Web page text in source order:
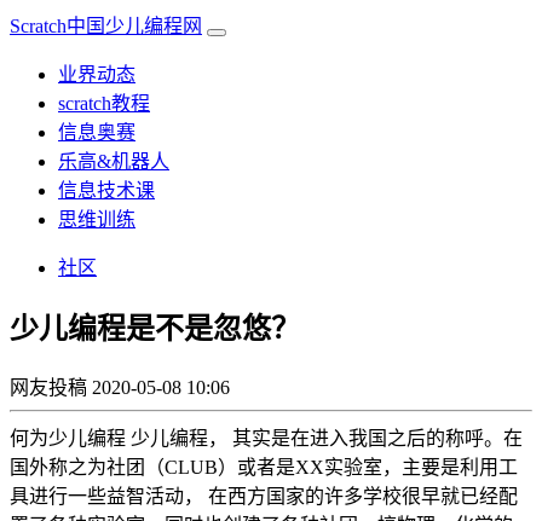
Scratch中国少儿编程网
业界动态
scratch教程
信息奥赛
乐高&机器人
信息技术课
思维训练
社区
少儿编程是不是忽悠？
网友投稿 2020-05-08 10:06
何为少儿编程 少儿编程， 其实是在进入我国之后的称呼。在
国外称之为社团（CLUB）或者是XX实验室，主要是利用工
具进行一些益智活动， 在西方国家的许多学校很早就已经配